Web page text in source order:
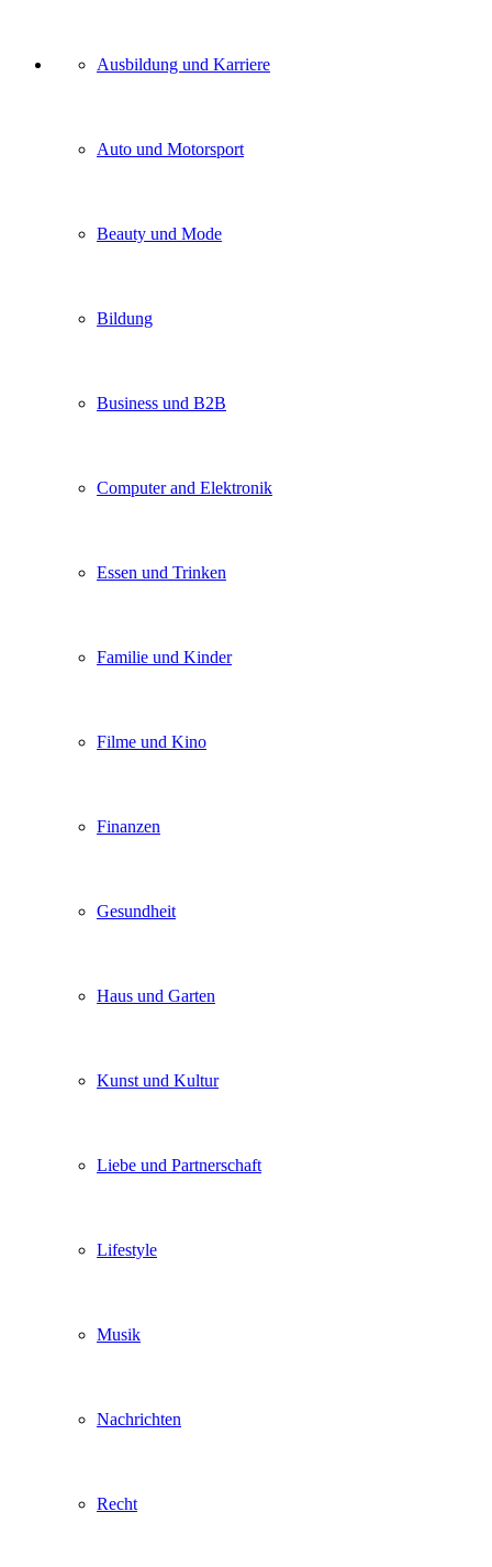
Unser
Kategorien
Ausbildung und Karriere
Auto und Motorsport
Beauty und Mode
Bildung
Business und B2B
Computer and Elektronik
Essen und Trinken
Familie und Kinder
Filme und Kino
Finanzen
Gesundheit
Haus und Garten
Kunst und Kultur
Liebe und Partnerschaft
Lifestyle
Musik
Nachrichten
Recht